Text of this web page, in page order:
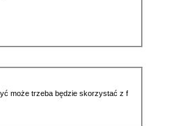
może trzeba będzie skorzystać z f